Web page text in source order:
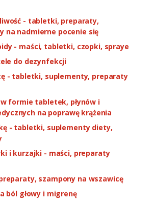
- tabletki, preparaty,
na nadmierne pocenie się
- maści, tabletki, czopki, spraye
do dezynfekcji
- tabletki, suplementy, preparaty
formie tabletek, płynów i
na poprawę krążenia
- tabletki, suplementy diety,
i kurzajki - maści, preparaty
szampony na wszawicę
ból głowy i migrenę